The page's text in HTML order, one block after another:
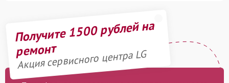
Получите 1500 рублей на
ремонт
Акция сервисного центра LG